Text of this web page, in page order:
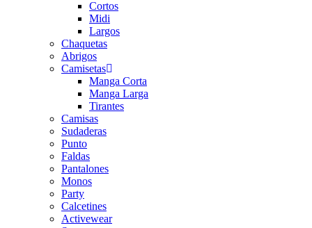
Cortos
Midi
Largos
Chaquetas
Abrigos
Camisetas
Manga Corta
Manga Larga
Tirantes
Camisas
Sudaderas
Punto
Faldas
Pantalones
Monos
Party
Calcetines
Activewear